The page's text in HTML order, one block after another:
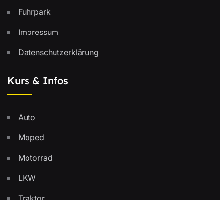
Fuhrpark
Impressum
Datenschutzerklärung
Kurs & Infos
Auto
Moped
Motorrad
LKW
Traktor